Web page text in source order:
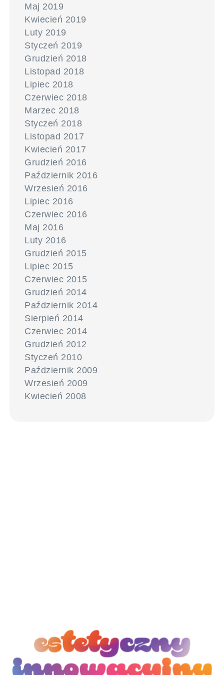
Maj 2019
Kwiecień 2019
Luty 2019
Styczeń 2019
Grudzień 2018
Listopad 2018
Lipiec 2018
Czerwiec 2018
Marzec 2018
Styczeń 2018
Listopad 2017
Kwiecień 2017
Grudzień 2016
Październik 2016
Wrzesień 2016
Lipiec 2016
Czerwiec 2016
Maj 2016
Luty 2016
Grudzień 2015
Lipiec 2015
Czerwiec 2015
Grudzień 2014
Październik 2014
Sierpień 2014
Czerwiec 2014
Grudzień 2012
Styczeń 2010
Październik 2009
Wrzesień 2009
Kwiecień 2008